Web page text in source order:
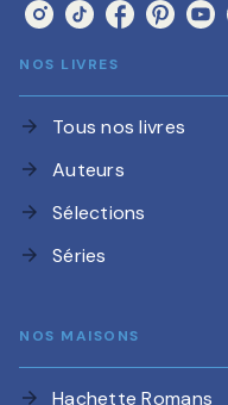
NOS LIVRES
arrow_forward Tous nos livres
arrow_forward Auteurs
arrow_forward Sélections
arrow_forward Séries
NOS MAISONS
arrow_forward Hachette Romans